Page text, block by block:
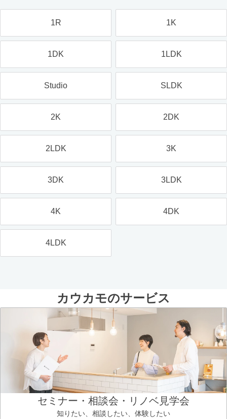
1R 1K
1DK 1LDK
Studio SLDK
2K 2DK
2LDK 3K
3DK 3LDK
4K 4DK
4LDK
カウカモのサービス
セミナー・相談会・リノベ見学会
知りたい、相談したい、体験したい